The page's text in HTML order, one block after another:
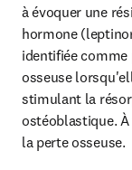
à évoquer une
hormone
identifiée
osseuse
stimulant la
ostéoblastique.
la perte osseuse.